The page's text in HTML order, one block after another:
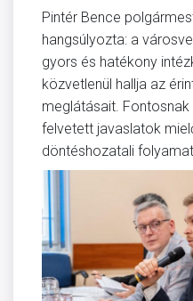
Pintér Bence
hangsúlyozta: a
gyors és hatékony
közvetlenül hallja az
meglátásait.
felvetett javaslatok
döntéshozatali